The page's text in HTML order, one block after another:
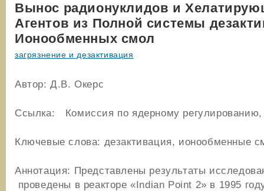
Вынос радионуклидов и
Агентов из Полной системы
Ионообменных смол
загрязнение и дезактивация
Автор: Д.В. Окерс
Ссылка: Комиссия по ядерному
Ключевые слова: дезактивация, ионообменные
Аннотация: Представлены результаты
проведены в реакторе «Indian Point 2» в 1995